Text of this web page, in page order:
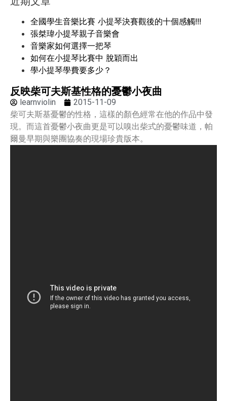
全國學生音樂比賽 小提琴決賽觀後的十個感觸!!!
張桀瑋小提琴親子音樂會
音樂家如何選擇一把琴
如何在小提琴比賽中 脫穎而出
學小提琴學費要多少？
反映柴可夫斯基性格的憂鬱小夜曲
learnviolin
2015-11-09
柴可夫斯基憂鬱的性格，這樣的顏色經常在他的作品中發
現。而這首憂鬱小夜曲更是可以嗅出柴式的憂鬱味道，帕
爾曼早期與樂團協奏的現場珍貴版本。